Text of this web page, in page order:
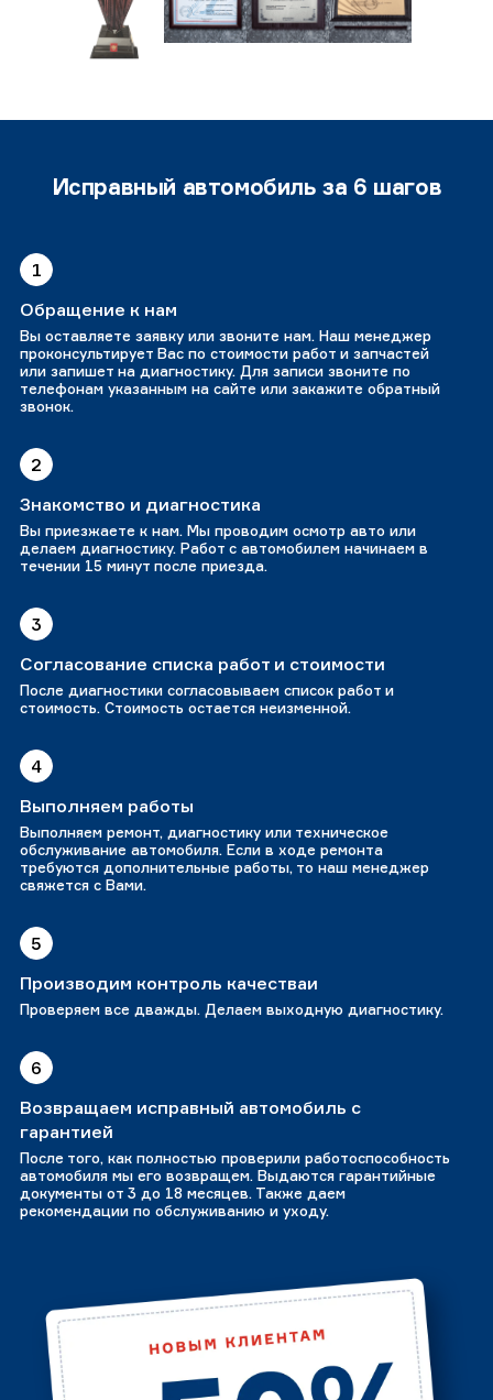
Исправный автомобиль за 6 шагов
1
Обращение к нам
Вы оставляете заявку или звоните нам. Наш менеджер
проконсультирует Вас по стоимости работ и запчастей
или запишет на диагностику. Для записи звоните по
телефонам указанным на сайте или закажите обратный
звонок.
2
Знакомство и диагностика
Вы приезжаете к нам. Мы проводим осмотр авто или
делаем диагностику. Работ с автомобилем начинаем в
течении 15 минут после приезда.
3
Согласование списка работ и стоимости
После диагностики согласовываем список работ и
стоимость. Стоимость остается неизменной.
4
Выполняем работы
Выполняем ремонт, диагностику или техническое
обслуживание автомобиля. Если в ходе ремонта
требуются дополнительные работы, то наш менеджер
свяжется с Вами.
5
Производим контроль качестваи
Проверяем все дважды. Делаем выходную диагностику.
6
Возвращаем исправный автомобиль с
гарантией
После того, как полностью проверили работоспособность
автомобиля мы его возвращем. Выдаются гарантийные
документы от 3 до 18 месяцев. Также даем
рекомендации по обслуживанию и уходу.